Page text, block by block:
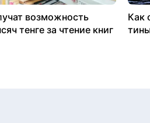
возможность
тенге за чтение книг
Как